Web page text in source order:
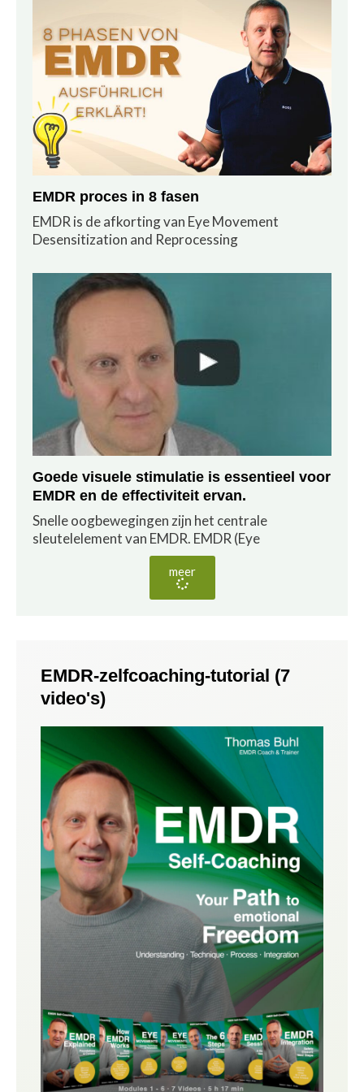
EMDR proces in 8 fasen
EMDR is de afkorting van Eye Movement
Desensitization and Reprocessing
Goede visuele stimulatie is essentieel voor
EMDR en de effectiviteit ervan.
Snelle oogbewegingen zijn het centrale
sleutelelement van EMDR. EMDR (Eye
meer
EMDR-zelfcoaching-tutorial (7
video's)